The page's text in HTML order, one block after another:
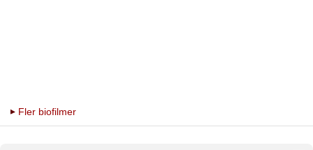
Fler biofilmer